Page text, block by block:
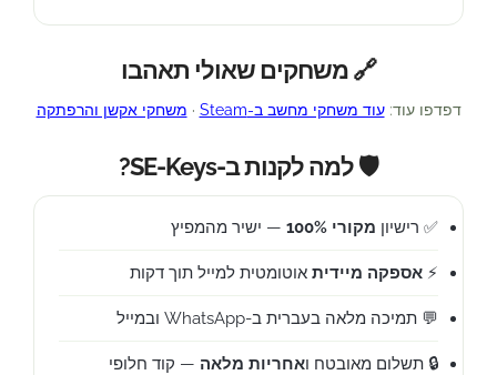
🔗 משחקים שאולי תאהבו
דפדפו עוד:עוד משחקי מחשב ב-Steam · משחקי אקשן והרפתקה
🛡️ למה לקנות ב-SE-Keys?
✅ רישיון מקורי 100% — ישיר מהמפיץ
⚡ אספקה מיידית אוטומטית למייל תוך דקות
💬 תמיכה מלאה בעברית ב-WhatsApp ובמייל
🔒 תשלום מאובטח ואחריות מלאה — קוד חלופי